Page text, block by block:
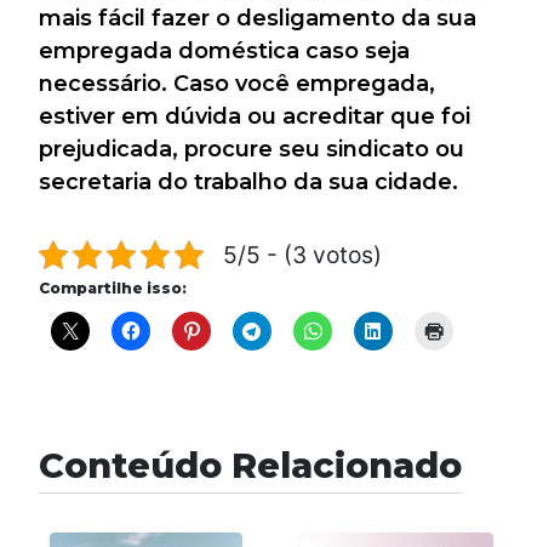
mais fácil fazer o desligamento da sua
empregada doméstica caso seja
necessário. Caso você empregada,
estiver em dúvida ou acreditar que foi
prejudicada, procure seu sindicato ou
secretaria do trabalho da sua cidade.
5/5 - (3 votos)
Compartilhe isso:
Conteúdo Relacionado